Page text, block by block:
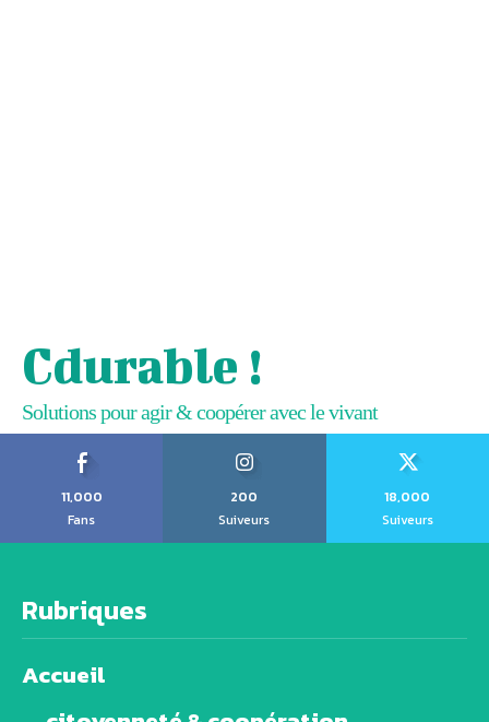
Cdurable !
Solutions pour agir & coopérer avec le vivant
11,000
Fans
200
Suiveurs
18,000
Suiveurs
Rubriques
Accueil